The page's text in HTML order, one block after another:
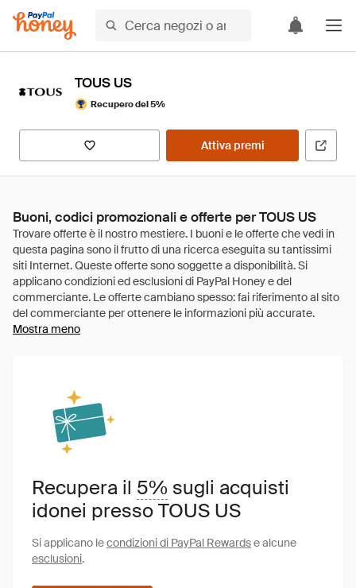
TOUS US
Recupero del 5%
Attiva premi
Buoni, codici promozionali e offerte per TOUS US
Mostra meno
Recupera il 5% sugli acquisti
idonei presso TOUS US
Si applicano lecondizioni di PayPal Rewardse alcune
esclusioni.